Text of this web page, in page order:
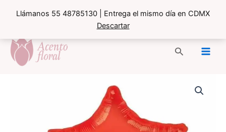
Llámanos 55 48785130 | Entrega el mismo día en CDMX
Descartar
contenido
Buscar